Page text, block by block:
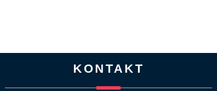
KONTAKT